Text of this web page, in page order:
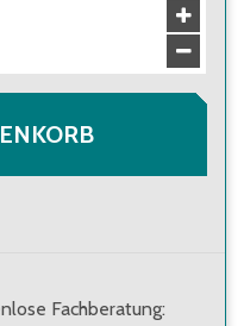
Fachberatung: